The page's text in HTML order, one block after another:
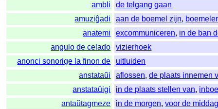
ambli
de telgang gaan
amuziĝadi
aan de boemel zijn,
anatemi
excommuniceren, in de ban
angulo de celado
vizierhoek
anonci sonorige la finon de
uitluiden
anstataŭi
aflossen,de plaats innemen
anstataŭigi
in de plaats stellen van,
antaŭtagmeze
in de morgen,voor de